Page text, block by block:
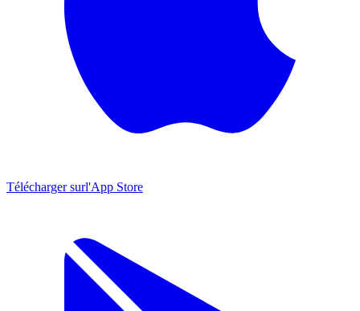
Télécharger surl'App Store